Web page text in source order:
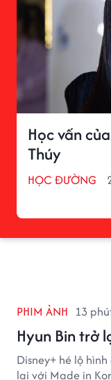
Học vấn
Thúy
HỌC ĐƯỜNG
PHIM ẢNH 13
Hyun Bin trở
Disney+ hé lộ
lại với Made in